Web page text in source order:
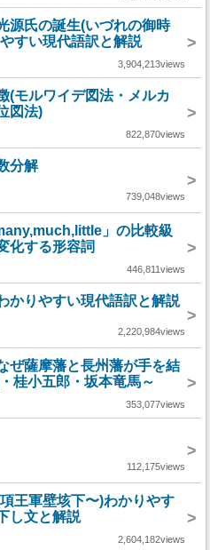
源氏の誕生(いづれの御時
すい現代語訳と解説
>
3,904,213views
(モルワイデ図法・メルカ
図法)
>
822,870views
分解
>
739,048views
」の比較級
化する形容詞
>
446,811views
かりやすい現代語訳と解説
>
2,220,984views
ぜ薩摩藩と長州藩が手を結
桂小五郎・坂本竜馬～
>
353,077views
>
112,175views
王軍壁垓下〜)わかりやす
し文と解説
>
2,604,182views